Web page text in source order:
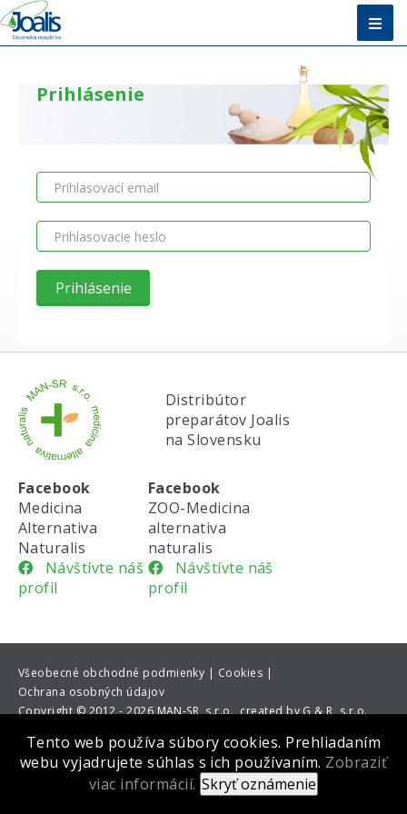
Metóda
Vzdelávanie
O nás + Kontakty
Poradňa
Prihlásenie
Distribútor
preparátov Joalis
na Slovensku
Facebook
Medicina
Alternativa
Naturalis
Návštívte náš
profil
Facebook
ZOO-Medicina
alternativa
naturalis
Návštívte náš
profil
Všeobecné obchodné podmienky | Cookies |
Ochrana osobných údajov
Copyright©2012 - 2026 MAN-SR, s.r.o., created by G & R, s.r.o.
Tento web používa súbory cookies. Prehliadaním
webu vyjadrujete súhlas s ich používaním. Zobraziť
viac informácií.